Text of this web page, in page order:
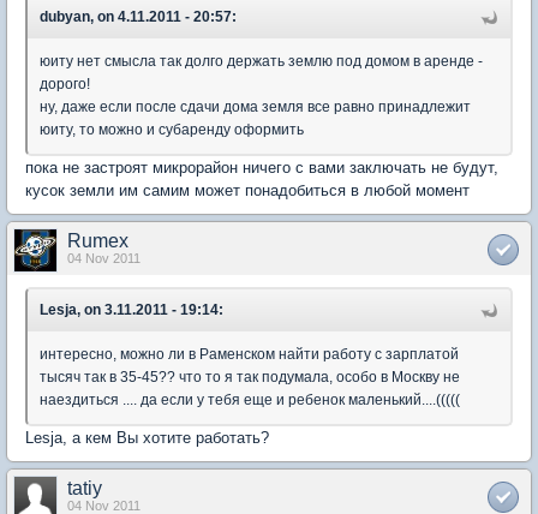
dubyan, on 4.11.2011 - 20:57:
юиту нет смысла так долго держать землю под домом в аренде -
дорого!
ну, даже если после сдачи дома земля все равно принадлежит
юиту, то можно и субаренду оформить
пока не застроят микрорайон ничего с вами заключать не будут,
кусок земли им самим может понадобиться в любой момент
Rumex
04 Nov 2011
Lesja, on 3.11.2011 - 19:14:
интересно, можно ли в Раменском найти работу с зарплатой
тысяч так в 35-45?? что то я так подумала, особо в Москву не
наездиться .... да если у тебя еще и ребенок маленький....(((((
Lesja, а кем Вы хотите работать?
tatiy
04 Nov 2011